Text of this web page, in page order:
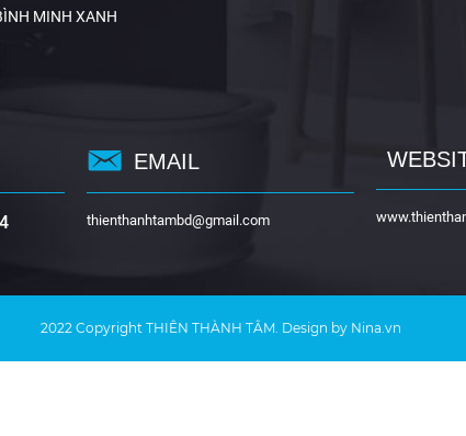
MINH XANH
EMAIL
thienthanhtambd@gmail.com
2022 Copyright THIÊN THÀNH TÂM. Design by Nina.vn